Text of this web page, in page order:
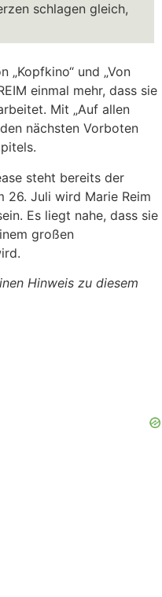
schlagen gleich,
„Kopfkino“ und „Von
einmal mehr, dass sie
Mit „Auf allen
nächsten Vorboten
steht bereits der
26. Juli wird Marie Reim
Es liegt nahe, dass sie
großen
Hinweis zu diesem